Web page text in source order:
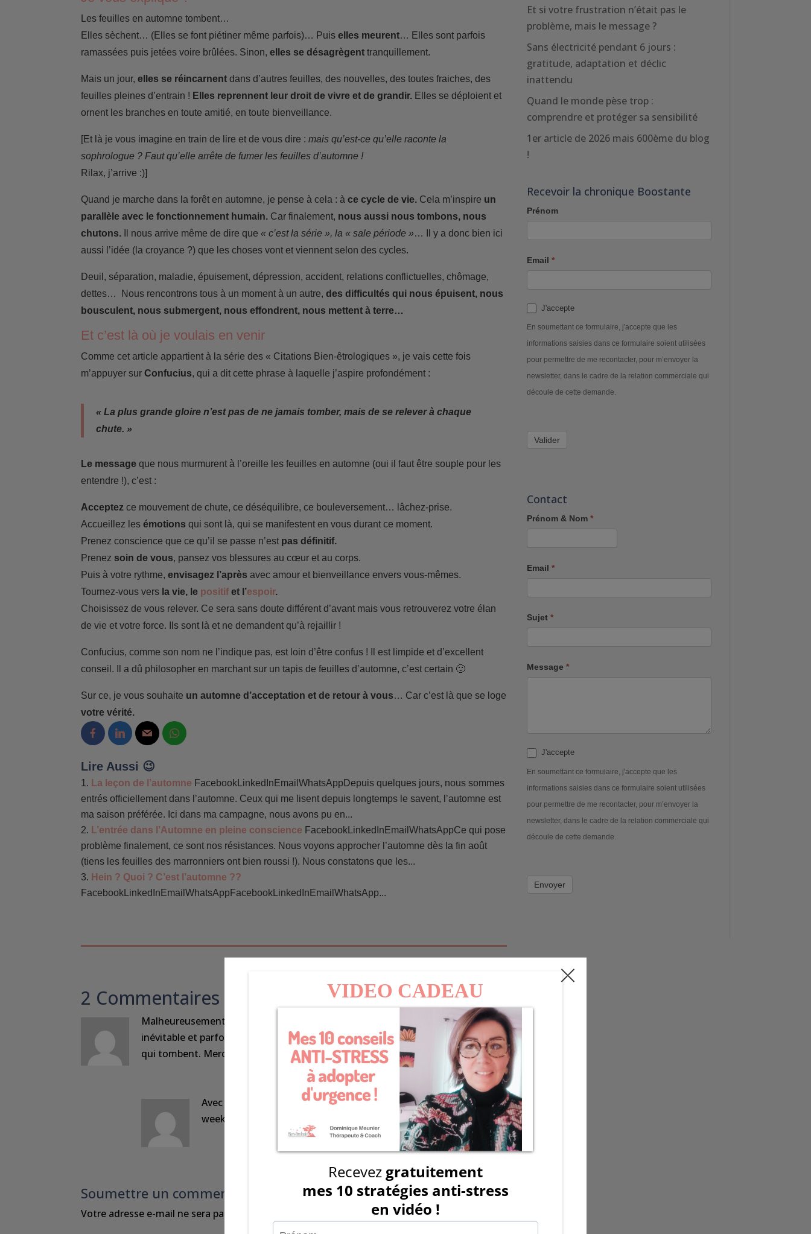
Les feuilles en automne tombent…
Elles sèchent… (Elles se font piétiner même parfois)… Puiselles meurent… Elles sont parfois
ramassées puis jetées voire brûlées. Sinon,elles se désagrègent tranquillement.
Mais un jour,elles se réincarnent dans d’autres feuilles, des nouvelles, des toutes fraiches, des
feuilles pleines d’entrain ! Elles reprennent leur droit de vivre et de grandir. Elles se déploient et
ornent les branches en toute amitié, en toute bienveillance.
[Et là je vous imagine en train de lire et de vous dire : mais qu’est-ce qu’elle raconte la
sophrologue ? Faut qu’elle arrête de fumer les feuilles d’automne !
Rilax, j’arrive :)]
Quand je marche dans la forêt en automne, je pense à cela : àce cycle de vie. Cela m’inspire un
parallèle avec le fonctionnement humain. Car finalement, nous aussi nous tombons, nous
chutons. Il nous arrive même de dire que« c’est la série », la « sale période »… Il y a donc bien ici
aussi l’idée (la croyance ?) que les choses vont et viennent selon des cycles.
Deuil, séparation, maladie, épuisement, dépression, accident, relations conflictuelles, chômage,
dettes… Nous rencontrons tous à un moment à un autre,des difficultés qui nous épuisent, nous
bousculent, nous submergent, nous effondrent, nous mettent à terre…
Et c’est là où je voulais en venir
Comme cet article appartient à la série des « Citations Bien-êtrologiques », je vais cette fois
m’appuyer sur Confucius, qui a dit cette phrase à laquelle j’aspire profondément :
« La plus grande gloire n’est pas de ne jamais tomber, mais de se relever à chaque
chute. »
Le message que nous murmurent à l’oreille les feuilles en automne (oui il faut être souple pour les
entendre !), c’est :
Acceptez ce mouvement de chute, ce déséquilibre, ce bouleversement… lâchez-prise.
Accueillez lesémotions qui sont là, qui se manifestent en vous durant ce moment.
Prenez conscience que ce qu’il se passe n’est pas définitif.
Prenez soin de vous, pansez vos blessures au cœur et au corps.
Puis à votre rythme,envisagez l’après avec amour et bienveillance envers vous-mêmes.
Tournez-vous vers la vie, le positifet l’espoir.
Choisissez de vous relever. Ce sera sans doute différent d’avant mais vous retrouverez votre élan
de vie et votre force. Ils sont là et ne demandent qu’à rejaillir !
Confucius, comme son nom ne l’indique pas, est loin d’être confus ! Il est limpide et d’excellent
conseil. Il a dû philosopher en marchant sur un tapis de feuilles d’automne, c’est certain 🙂
Sur ce, je vous souhaite un automne d’acceptation et de retour à vous… Car c’est là que se loge
votre vérité.
Lire Aussi 😉
La leçon de l’automne FacebookLinkedInEmailWhatsAppDepuis quelques jours, nous sommes
entrés officiellement dans l’automne. Ceux qui me lisent depuis longtemps le savent, l’automne est
ma saison préférée. Ici dans ma campagne, nous avons pu en...
L’entrée dans l’Automne en pleine conscience FacebookLinkedInEmailWhatsAppCe qui pose
problème finalement, ce sont nos résistances. Nous voyons approcher l’automne dès la fin août
(tiens les feuilles des marronniers ont bien roussi !). Nous constatons que les...
Hein ? Quoi ? C’est l’automne ??
FacebookLinkedInEmailWhatsAppFacebookLinkedInEmailWhatsApp...
2 Commentaires
Malheureusement ou heureusement ( la chute est parfois
inévitable et parfois utile… il n y a pas que les feuilles d automne
qui tombent. Merci, pour ce joli brin d espoir.
Réponse
Avec plaisir. Merci pour votre commentaire. Bon
week-end
Réponse
Soumettre un commentaire
Votre adresse e-mail ne sera pas publiée. Les champs obligatoires sont indiqués avec
Et si votre frustration n’était pas le
problème, mais le message ?
Sans électricité pendant 6 jours :
gratitude, adaptation et déclic
inattendu
Quand le monde pèse trop :
comprendre et protéger sa sensibilité
1er article de 2026 mais 600ème du blog
!
Recevoir la chronique Boostante
Prénom
Email *
J'accepte
En soumettant ce formulaire, j'accepte que les
informations saisies dans ce formulaire soient utilisées
pour permettre de me recontacter, pour m’envoyer la
newsletter, dans le cadre de la relation commerciale qui
découle de cette demande.
Valider
Contact
Prénom & Nom *
Email *
Sujet *
Message *
J'accepte
En soumettant ce formulaire, j'accepte que les
informations saisies dans ce formulaire soient utilisées
pour permettre de me recontacter, pour m’envoyer la
newsletter, dans le cadre de la relation commerciale qui
découle de cette demande.
Envoyer